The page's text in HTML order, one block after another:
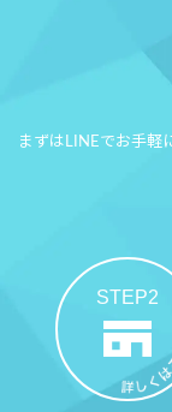
まずはLINEでお手軽
STEP2